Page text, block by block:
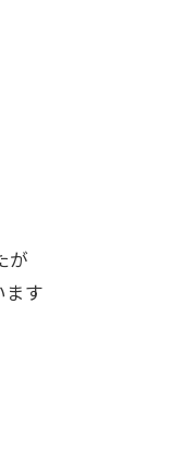
が
ます